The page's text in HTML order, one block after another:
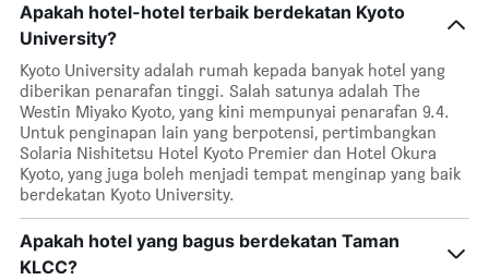
Apakah hotel-hotel terbaik berdekatan Kyoto
University?
Kyoto University adalah rumah kepada banyak hotel yang
diberikan penarafan tinggi. Salah satunya adalah The
Westin Miyako Kyoto, yang kini mempunyai penarafan 9.4.
Untuk penginapan lain yang berpotensi, pertimbangkan
Solaria Nishitetsu Hotel Kyoto Premier dan Hotel Okura
Kyoto, yang juga boleh menjadi tempat menginap yang baik
berdekatan Kyoto University.
Apakah hotel yang bagus berdekatan Taman
KLCC?